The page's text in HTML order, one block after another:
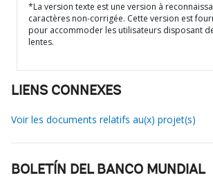
*La version texte est une version à
caractères non-corrigée. Cette version est
pour accommoder les utilisateurs disposant
lentes.
LIENS CONNEXES
Voir les documents relatifs au(x) projet(s)
BOLETÍN DEL BANCO MUNDIAL